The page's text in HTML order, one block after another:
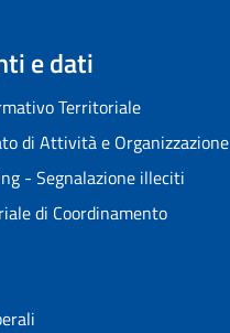
e dati
Territoriale
di Attività e Organizzazione
- Segnalazione illeciti
di Coordinamento